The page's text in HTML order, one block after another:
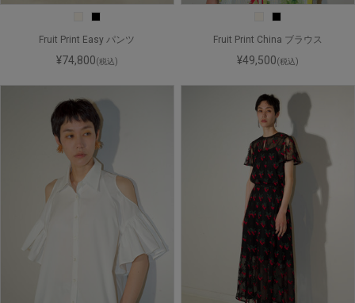
Fruit Print Easy パンツ
¥74,800(税込)
Fruit Print China ブラウス
¥49,500(税込)